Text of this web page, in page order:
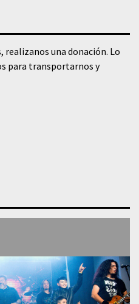
una donación. Lo
para transportarnos y